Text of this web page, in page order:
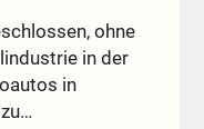
ohne
in der
in